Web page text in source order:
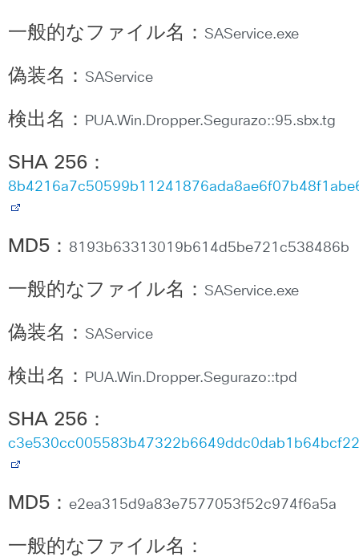
一般的なファイル名： SAService.exe
偽装名： SAService
検出名： PUA.Win.Dropper.Segurazo::95.sbx.tg
SHA 256 ：
MD5 ： 8193b63313019b614d5be721c538486b
一般的なファイル名： SAService.exe
偽装名： SAService
検出名： PUA.Win.Dropper.Segurazo::tpd
SHA 256 ：
MD5 ： e2ea315d9a83e7577053f52c974f6a5a
一般的なファイル名：